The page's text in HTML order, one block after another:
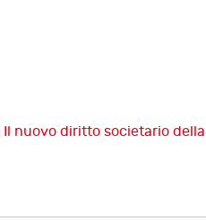
Il nuovo diritto societario